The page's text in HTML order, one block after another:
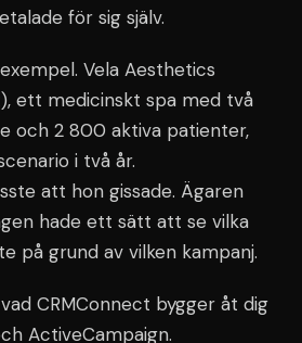
för sig själv.
Vela Aesthetics
ett medicinskt spa med två
och 2 800 aktiva patienter,
i två år.
att hon gissade. Ägaren
hade ett sätt att se vilka
på grund av vilken kampanj.
CRMConnect bygger åt dig
ActiveCampaign.